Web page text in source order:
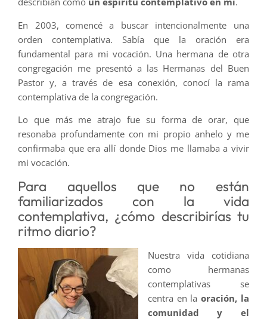
En 2003, comencé a buscar intencionalmente una
orden contemplativa. Sabía que la oración era
fundamental para mi vocación. Una hermana de otra
congregación me presentó a las Hermanas del Buen
Pastor y, a través de esa conexión, conocí la rama
contemplativa de la congregación.
Lo que más me atrajo fue su forma de orar, que
resonaba profundamente con mi propio anhelo y me
confirmaba que era allí donde Dios me llamaba a vivir
mi vocación.
Para aquellos que no están
familiarizados con la vida
contemplativa, ¿cómo describirías tu
ritmo diario?
Nuestra vida cotidiana
como hermanas
contemplativas se
centra en laoración, la
comunidad y el